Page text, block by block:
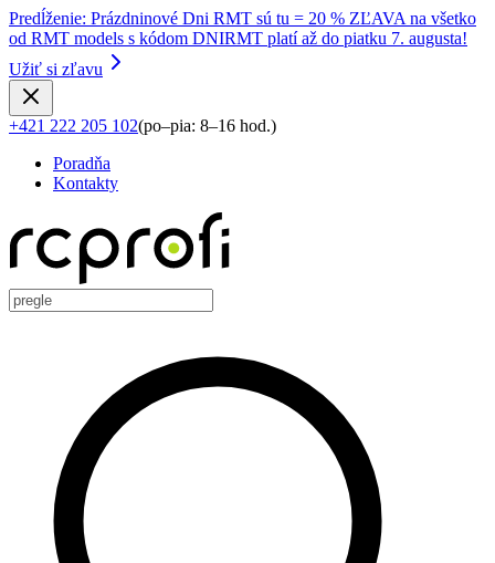
Predĺženie: Prázdninové Dni RMT sú tu = 20 % ZĽAVA na všetko
od RMT models s kódom DNIRMT platí až do piatku 7. augusta!
Užiť si zľavu
+421 222 205 102(po–pia: 8–16 hod.)
Poradňa
Kontakty